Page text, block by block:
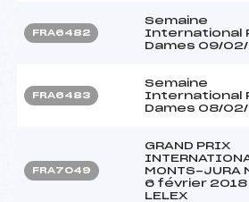
FRA6482
Semaine
International
Dames 09/
FRA6483
Semaine
International
Dames 08/
FRA7049
GRAND PRIX
MONTS-JURA
6 février 2018
LELEX